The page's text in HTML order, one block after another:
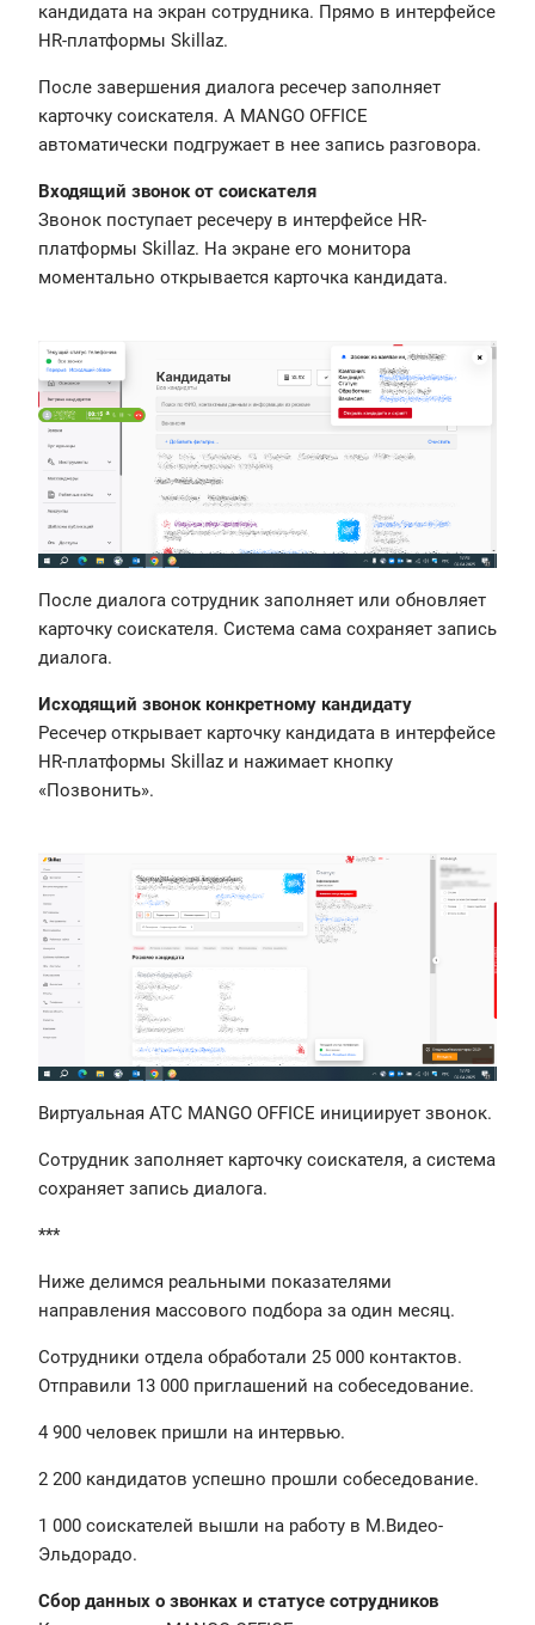
кандидата на экран сотрудника. Прямо в интерфейсе
HR-платформы Skillaz.
После завершения диалога ресечер заполняет
карточку соискателя. А MANGO OFFICE
автоматически подгружает в нее запись разговора.
Входящий звонок от соискателя
Звонок поступает ресечеру в интерфейсе HR-
платформы Skillaz. На экране его монитора
моментально открывается карточка кандидата.
После диалога сотрудник заполняет или обновляет
карточку соискателя. Система сама сохраняет запись
диалога.
Исходящий звонок конкретному кандидату
Ресечер открывает карточку кандидата в интерфейсе
HR-платформы Skillaz и нажимает кнопку
«Позвонить».
Виртуальная АТС MANGO OFFICE инициирует звонок.
Сотрудник заполняет карточку соискателя, а система
сохраняет запись диалога.
***
Ниже делимся реальными показателями
направления массового подбора за один месяц.
Сотрудники отдела обработали 25 000 контактов.
Отправили 13 000 приглашений на собеседование.
4 900 человек пришли на интервью.
2 200 кандидатов успешно прошли собеседование.
1 000 соискателей вышли на работу в М.Видео-
Эльдорадо.
Сбор данных о звонках и статусе сотрудников